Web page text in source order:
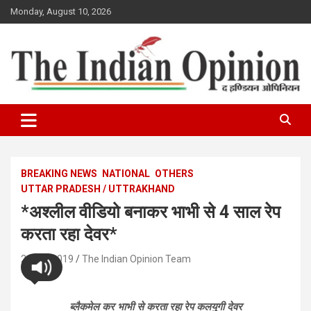
Skip
to
Monday, August 10, 2026
Indian Opinion News
BREAKING NEWS NATIONAL OTHERS
UTTAR PRADESH / UTTRAKHAND
*अश्लील वीडियो बनाकर भाभी से 4 साल रेप
करता रहा देवर*
21/07/2019 The Indian Opinion Team
ब्लैकमेल कर भाभी से करता रहा रेप कलयुगी देवर